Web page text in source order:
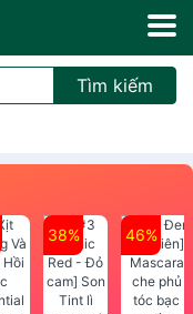
Tìm kiếm
38% 46%